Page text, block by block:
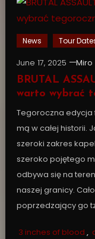
News Tour
June 17, 2025
Miro
BRUTAL
warto wybrać
Tegoroczna edycja
mą w całej historii.
szeroki zakres
szeroko pojętego
odbywa się na
naszej granicy.
poprzedzający go
3 inches of blood ,